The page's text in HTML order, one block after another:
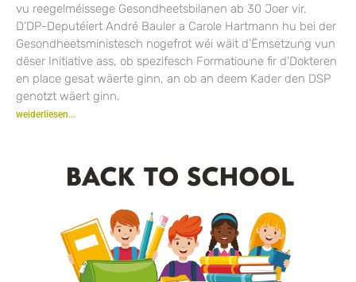
vu reegelméissege Gesondheetsbilanen ab 30 Joer vir.
D’DP-Deputéiert André Bauler a Carole Hartmann hu bei der
Gesondheetsministesch nogefrot wéi wäit d’Ëmsetzung vun
dëser Initiative ass, ob spezifesch Formatioune fir d’Dokteren
en place gesat wäerte ginn, an ob an deem Kader den DSP
genotzt wäert ginn.
weiderliesen...